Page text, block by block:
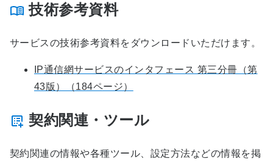
技術参考資料
サービスの技術参考資料をダウンロードいただけます。
IP通信網サービスのインタフェース 第三分冊（第
43版）（184ページ）
契約関連・ツール
契約関連の情報や各種ツール、設定方法などの情報を掲